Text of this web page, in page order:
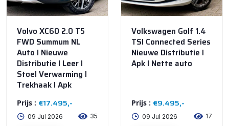
Volvo XC60 2.0 T5
FWD Summum NL
Auto I Nieuwe
Distributie I Leer I
Stoel Verwarming I
Trekhaak I Apk
Prijs : €17.495,-
09 Jul 2026 35
Volkswagen Golf 1.4
TSI Connected Series
Nieuwe Distributie I
Apk I Nette auto
Prijs : €9.495,-
09 Jul 2026 17